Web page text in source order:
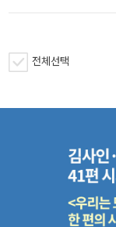
전체선택